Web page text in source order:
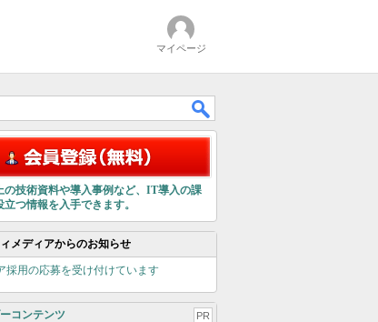
マイページ
の技術資料や導入事例など、IT導入の課
立つ情報を入手できます。
メディアからのお知らせ
採用の応募を受け付けています
コンテンツ PR